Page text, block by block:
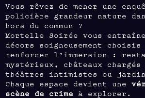
Vous rêvez de mener une
policière grandeur nature
hors du commun ?
Mortelle Soirée vous
décors soigneusement choisis
renforcer l’immersion :
mystérieux, châteaux
théâtres intimistes ou
Chaque espace devient une
scène de crime à explorer.